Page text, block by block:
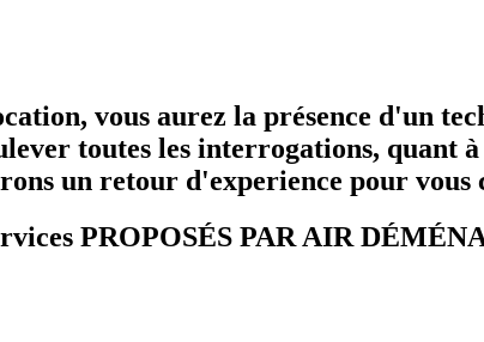
vous aurez la présence d'un
toutes les interrogations, quant
un retour d'experience pour vous
PROPOSÉS PAR AIR